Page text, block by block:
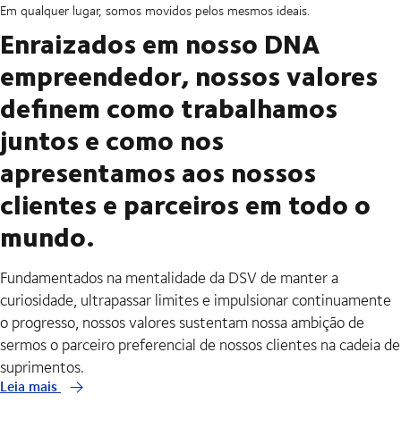
Em qualquer lugar, somos movidos pelos mesmos ideais.
Enraizados em nosso DNA
empreendedor, nossos valores
definem como trabalhamos
juntos e como nos
apresentamos aos nossos
clientes e parceiros em todo o
mundo.
Fundamentados na mentalidade da DSV de manter a
curiosidade, ultrapassar limites e impulsionar continuamente
o progresso, nossos valores sustentam nossa ambição de
sermos o parceiro preferencial de nossos clientes na cadeia de
suprimentos.
Leia mais